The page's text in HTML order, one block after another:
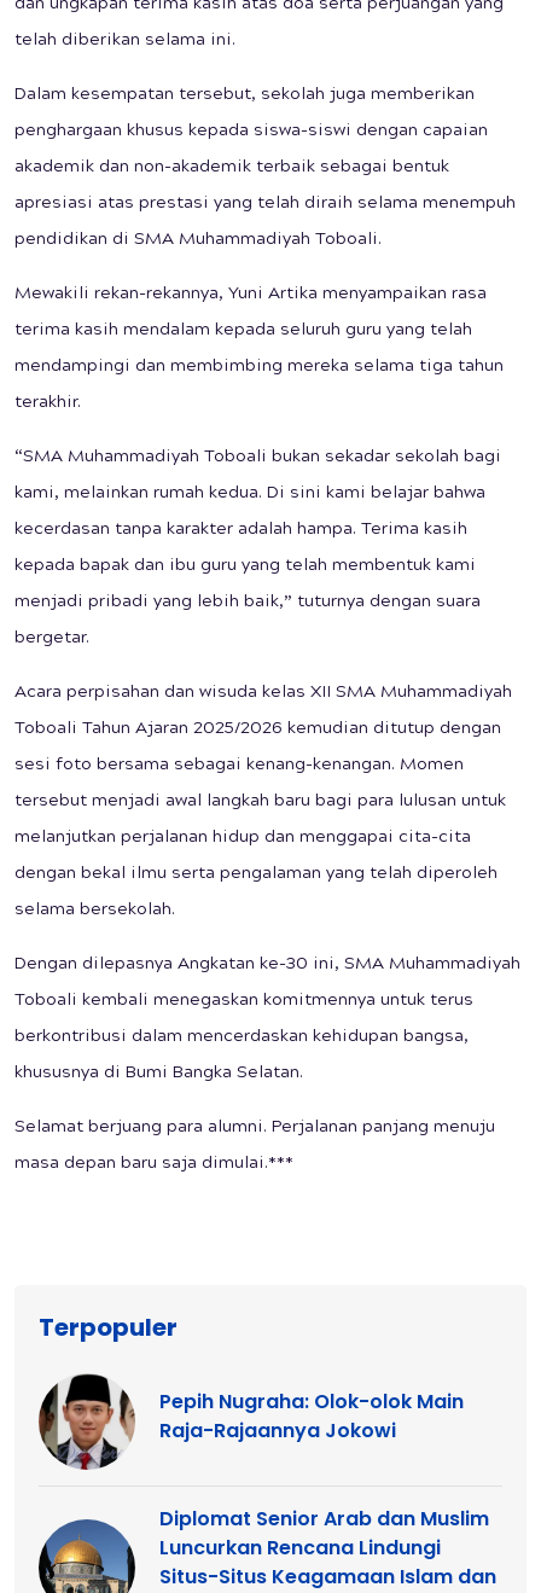
dan ungkapan terima kasih atas doa serta perjuangan yang
telah diberikan selama ini.
Dalam kesempatan tersebut, sekolah juga memberikan
penghargaan khusus kepada siswa-siswi dengan capaian
akademik dan non-akademik terbaik sebagai bentuk
apresiasi atas prestasi yang telah diraih selama menempuh
pendidikan di SMA Muhammadiyah Toboali.
Mewakili rekan-rekannya, Yuni Artika menyampaikan rasa
terima kasih mendalam kepada seluruh guru yang telah
mendampingi dan membimbing mereka selama tiga tahun
terakhir.
“SMA Muhammadiyah Toboali bukan sekadar sekolah bagi
kami, melainkan rumah kedua. Di sini kami belajar bahwa
kecerdasan tanpa karakter adalah hampa. Terima kasih
kepada bapak dan ibu guru yang telah membentuk kami
menjadi pribadi yang lebih baik,” tuturnya dengan suara
bergetar.
Acara perpisahan dan wisuda kelas XII SMA Muhammadiyah
Toboali Tahun Ajaran 2025/2026 kemudian ditutup dengan
sesi foto bersama sebagai kenang-kenangan. Momen
tersebut menjadi awal langkah baru bagi para lulusan untuk
melanjutkan perjalanan hidup dan menggapai cita-cita
dengan bekal ilmu serta pengalaman yang telah diperoleh
selama bersekolah.
Dengan dilepasnya Angkatan ke-30 ini, SMA Muhammadiyah
Toboali kembali menegaskan komitmennya untuk terus
berkontribusi dalam mencerdaskan kehidupan bangsa,
khususnya di Bumi Bangka Selatan.
Selamat berjuang para alumni. Perjalanan panjang menuju
masa depan baru saja dimulai.***
Terpopuler
Pepih Nugraha: Olok-olok Main
Raja-Rajaannya Jokowi
Diplomat Senior Arab dan Muslim
Luncurkan Rencana Lindungi
Situs-Situs Keagamaan Islam dan